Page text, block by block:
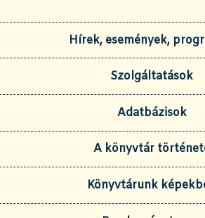
Hírek, események,
Szolgáltatások
Adatbázisok
A könyvtár
Könyvtárunk